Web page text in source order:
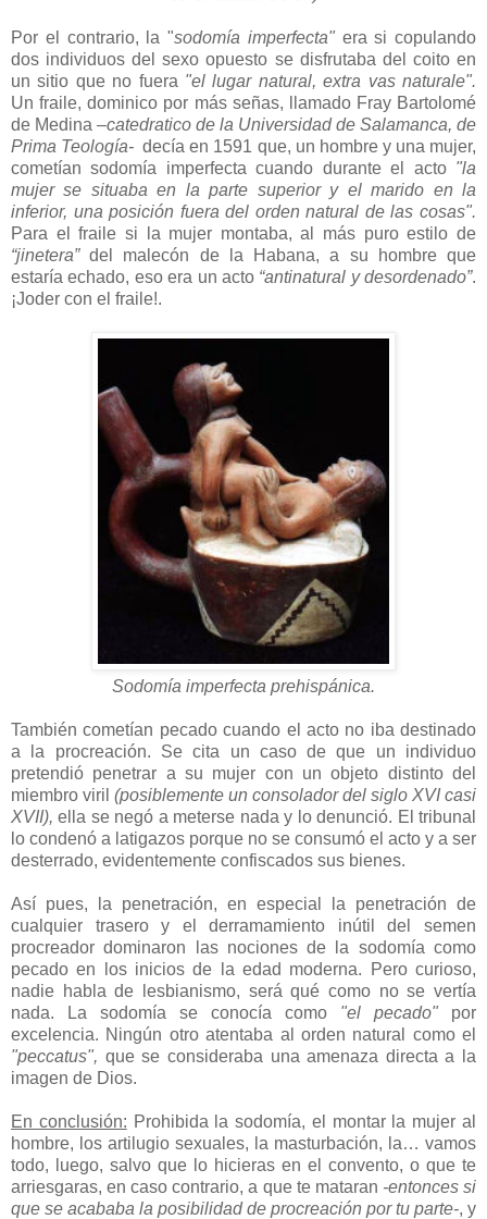
Por el contrario, la "sodomía imperfecta"era si copulando
dos individuos del sexo opuesto se disfrutaba del coito en
un sitio que no fuera "el lugar natural, extra vas naturale".
Un fraile, dominico por más señas, llamado Fray Bartolomé
de Medina –catedratico de la Universidad de Salamanca, de
Prima Teología- decía en 1591 que, un hombre y una mujer,
cometían sodomía imperfecta cuando durante el acto "la
mujer se situaba en la parte superior y el marido en la
inferior, una posición fuera del orden natural de las cosas".
Para el fraile si la mujer montaba, al más puro estilo de
“jinetera”del malecón de la Habana, a su hombre que
estaría echado, eso era un acto “antinatural y desordenado”.
¡Joder con el fraile!.
Sodomía imperfecta prehispánica.
También cometían pecado cuando el acto no iba destinado
a la procreación. Se cita un caso de que un individuo
pretendió penetrar a su mujer con un objeto distinto del
miembro viril (posiblemente un consolador del siglo XVI casi
XVII),ella se negó a meterse nada y lo denunció. El tribunal
lo condenó a latigazos porque no se consumó el acto y a ser
desterrado, evidentemente confiscados sus bienes.
Así pues, la penetración, en especial la penetración de
cualquier trasero y el derramamiento inútil del semen
procreador dominaron las nociones de la sodomía como
pecado en los inicios de la edad moderna. Pero curioso,
nadie habla de lesbianismo, será qué como no se vertía
nada. La sodomía se conocía como "el pecado" por
excelencia. Ningún otro atentaba al orden natural como el
"peccatus", que se consideraba una amenaza directa a la
imagen de Dios.
En conclusión: Prohibida la sodomía, el montar la mujer al
hombre, los artilugio sexuales, la masturbación, la… vamos
todo, luego, salvo que lo hicieras en el convento, o que te
arriesgaras, en caso contrario, a que te mataran -entonces si
que se acababa la posibilidad de procreación por tu parte-, y